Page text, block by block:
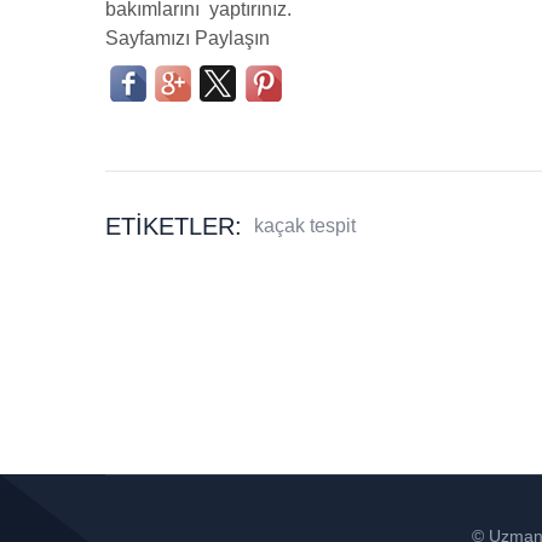
bakımlarını yaptırınız.
Sayfamızı Paylaşın
ETIKETLER: kaçak tespit
© Uzman